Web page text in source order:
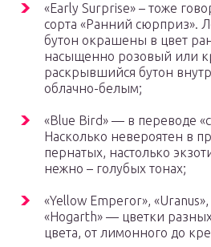
«Early Surprise» – тоже
сорта «Ранний сюрприз».
бутон окрашены в цвет
насыщенно розовый или
раскрывшийся бутон
облачно-белым;
«Blue Bird» — в переводе
Насколько невероятен в
пернатых, настолько
нежно – голубых тонах;
«Yellow Emperor»,
«Hogarth» — цветки
цвета, от лимонного до